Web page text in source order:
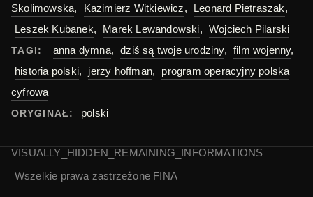
Skolimowska, Kazimierz Witkiewicz, Leonard Pietraszak,
Leszek Kubanek, Marek Lewandowski, Wojciech Pilarski
TAGI: anna dymna, dziś są twoje urodziny, film wojenny,
historia polski, jerzy hoffman,
program operacyjny polska
cyfrowa
ORYGINAŁ: polski
VISUALLY_HIDDEN_REMAINING_INFORMATIONS
Wszelkie prawa zastrzeżone FINA